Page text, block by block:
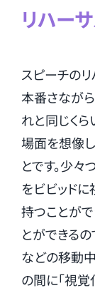
リハー
スピーチのリ
本番さながら
れと同じくら
場面を想像
とです。少
をビビッド
持つことがで
とができる
などの移動中
の間に「視覚